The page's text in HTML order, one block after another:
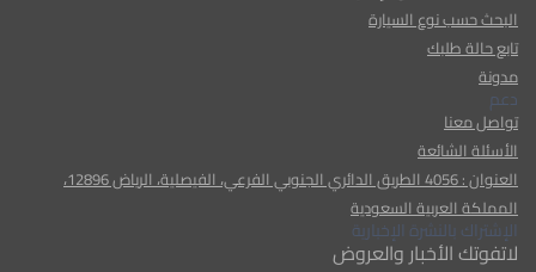
البحث حسب نوع السيارة
تابع حالة طلبك
مدونة
دعم
تواصل معنا
الأسئلة الشائعة
العنوان : 4056 الطريق الدائري الجنوبي الفرعي، الفيصلية، الرياض 12896،
المملكة العربية السعودية
الإشتراك بالنشرة الإخبارية
لاتفوتك الأخبار والعروض